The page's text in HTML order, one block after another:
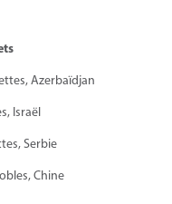
Azerbaïdjan
Israël
Serbie
Chine